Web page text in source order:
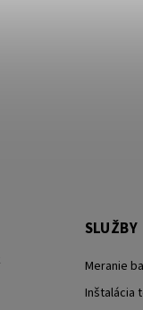
SLUŽBY
Meranie
Inštalácia